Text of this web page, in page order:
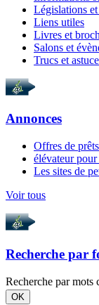
Législations
Liens utiles
Livres et
Salons et
Trucs et
Annonces
Offres de
élévateur
Les sites de
Voir tous
Recherche par
Recherche par mots
OK